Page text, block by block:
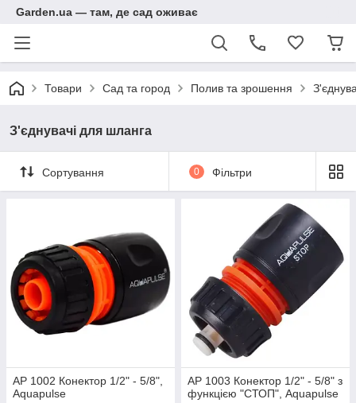
Garden.ua — там, де сад оживає
Товари Сад та город Полив та зрошення
З'єднувачі для шланга
Сортування 0 Фільтри
АР 1002 Конектор 1/2" - 5/8",
Aquapulse
АР 1003 Конектор 1/2" - 5/8" з
функцією "СТОП", Aquapulse